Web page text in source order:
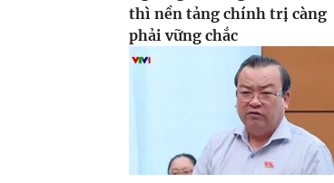
thì nền tảng chính trị càng
phải vững chắc